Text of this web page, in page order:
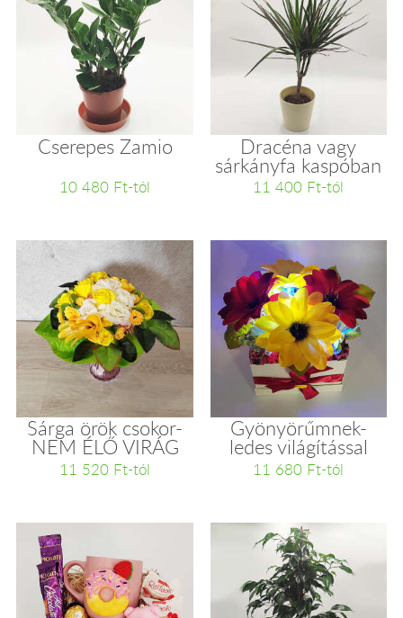
Cserepes Zamio
10 480 Ft-tól
Dracéna vagy
sárkányfa kaspóban
11 400 Ft-tól
Sárga örök csokor-
NEM ÉLŐ VIRÁG
11 520 Ft-tól
Gyönyörűmnek-
ledes világítással
11 680 Ft-tól